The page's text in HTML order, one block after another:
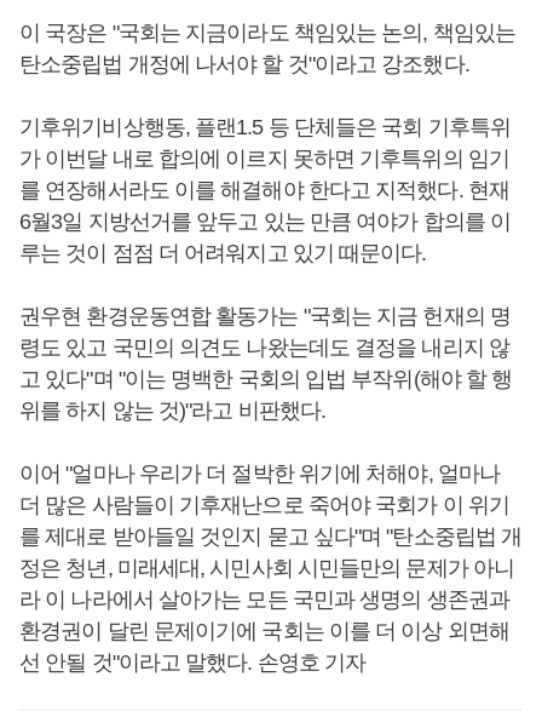
이 국장은 "국회는 지금이라도 책임있는 논의, 책임있는
탄소중립법 개정에 나서야 할 것"이라고 강조했다.
기후위기비상행동, 플랜1.5 등 단체들은 국회 기후특위
가 이번달 내로 합의에 이르지 못하면 기후특위의 임기
를 연장해서라도 이를 해결해야 한다고 지적했다. 현재
6월3일 지방선거를 앞두고 있는 만큼 여야가 합의를 이
루는 것이 점점 더 어려워지고 있기 때문이다.
권우현 환경운동연합 활동가는 "국회는 지금 헌재의 명
령도 있고 국민의 의견도 나왔는데도 결정을 내리지 않
고 있다"며 "이는 명백한 국회의 입법 부작위(해야 할 행
위를 하지 않는 것)"라고 비판했다.
이어 "얼마나 우리가 더 절박한 위기에 처해야, 얼마나
더 많은 사람들이 기후재난으로 죽어야 국회가 이 위기
를 제대로 받아들일 것인지 묻고 싶다"며 "탄소중립법 개
정은 청년, 미래세대, 시민사회 시민들만의 문제가 아니
라 이 나라에서 살아가는 모든 국민과 생명의 생존권과
환경권이 달린 문제이기에 국회는 이를 더 이상 외면해
선 안될 것"이라고 말했다. 손영호 기자